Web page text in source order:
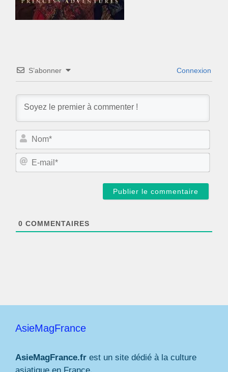
S’abonner Connexion
N
m
E
0 COMMENTAIRES
AsieMagFrance
AsieMagFrance.fr est un site dédié à la culture